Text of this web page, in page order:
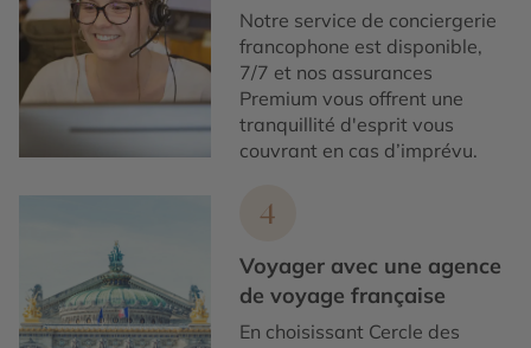
Notre service de conciergerie
francophone est disponible,
7/7 et nos assurances
Premium vous offrent une
tranquillité d'esprit vous
couvrant en cas d’imprévu.
4
Voyager avec une agence
de voyage française
En choisissant Cercle des